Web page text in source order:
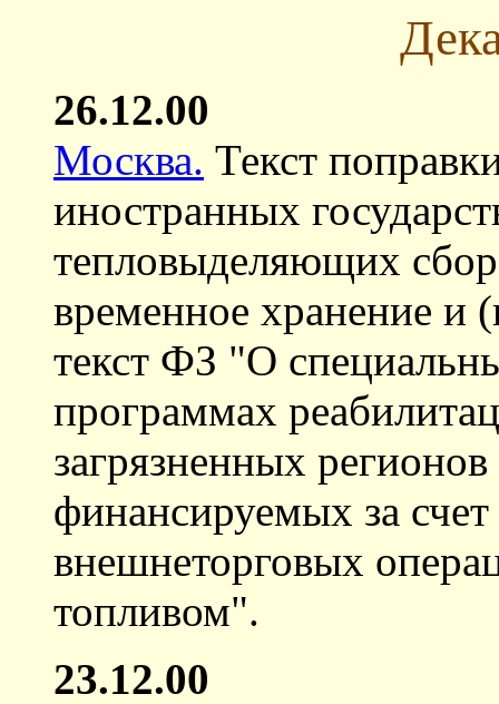
26.12.00
Москва. Текст
иностранных
тепловыделяющих
временное хранение и
текст ФЗ "О
программах
загрязненных
финансируемых за
внешнеторговых
топливом".
23.12.00